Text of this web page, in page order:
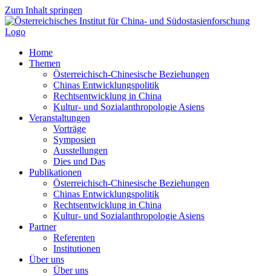
Zum Inhalt springen
Home
Themen
Österreichisch-Chinesische Beziehungen
Chinas Entwicklungspolitik
Rechtsentwicklung in China
Kultur- und Sozialanthropologie Asiens
Veranstaltungen
Vorträge
Symposien
Ausstellungen
Dies und Das
Publikationen
Österreichisch-Chinesische Beziehungen
Chinas Entwicklungspolitik
Rechtsentwicklung in China
Kultur- und Sozialanthropologie Asiens
Partner
Referenten
Institutionen
Über uns
Über uns